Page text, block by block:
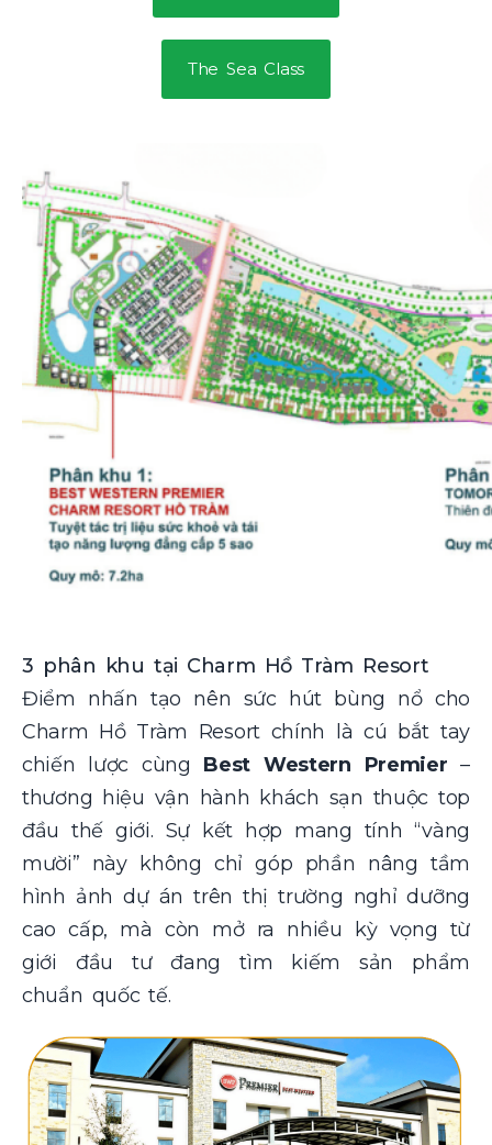
The Sea Class
3 phân khu tại Charm Hồ Tràm Resort
Điểm nhấn tạo nên sức hút bùng nổ cho
Charm Hồ Tràm Resort chính là cú bắt tay
chiến lược cùng Best Western Premier –
thương hiệu vận hành khách sạn thuộc top
đầu thế giới. Sự kết hợp mang tính “vàng
mười” này không chỉ góp phần nâng tầm
hình ảnh dự án trên thị trường nghỉ dưỡng
cao cấp, mà còn mở ra nhiều kỳ vọng từ
giới đầu tư đang tìm kiếm sản phẩm
chuẩn quốc tế.